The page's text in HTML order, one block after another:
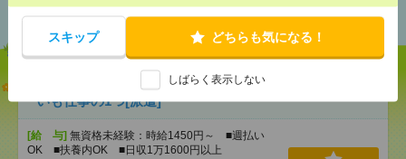
スキップ どちらも気になる！
しばらく表示しない
おすすめ
【オープニング募集】おばあちゃんのお散歩付き添
いも仕事の1つ[派遣]
[給 与] 無資格未経験：時給1450円～ ■週払い
OK ■扶養内OK ■日収1万1600円以上